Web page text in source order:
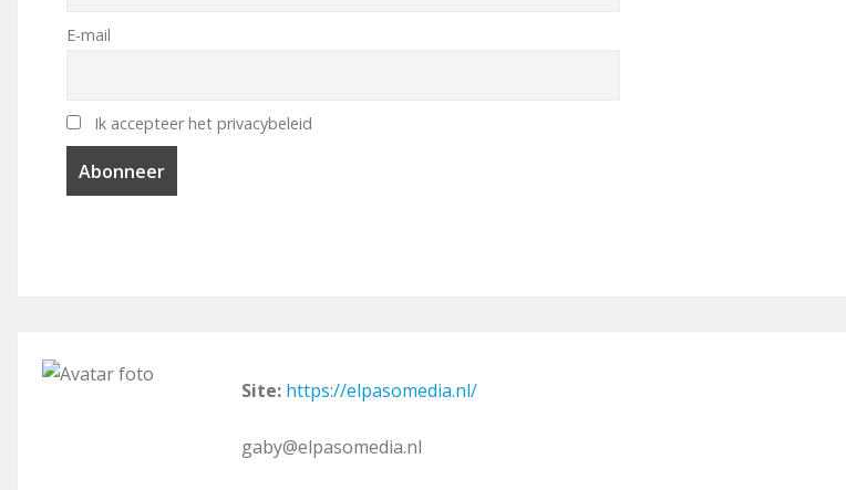
E-mail
Ik accepteer het privacybeleid
Site: https://elpasomedia.nl/
gaby@elpasomedia.nl